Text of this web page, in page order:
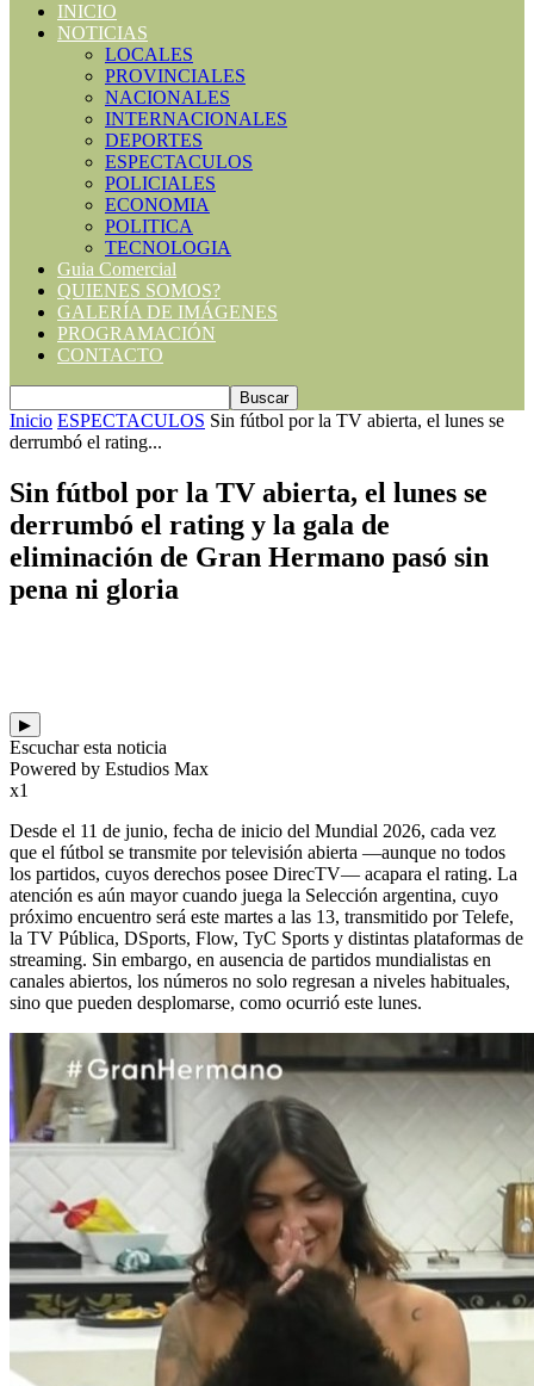
INICIO
NOTICIAS
LOCALES
PROVINCIALES
NACIONALES
INTERNACIONALES
DEPORTES
ESPECTACULOS
POLICIALES
ECONOMIA
POLITICA
TECNOLOGIA
Guia Comercial
QUIENES SOMOS?
GALERÍA DE IMÁGENES
PROGRAMACIÓN
CONTACTO
Inicio ESPECTACULOS Sin fútbol por la TV abierta, el lunes se
derrumbó el rating...
Sin fútbol por la TV abierta, el lunes se
derrumbó el rating y la gala de
eliminación de Gran Hermano pasó sin
pena ni gloria
▶
Escuchar esta noticia
Powered by Estudios Max
x1
Desde el 11 de junio, fecha de inicio del Mundial 2026, cada vez
que el fútbol se transmite por televisión abierta —aunque no todos
los partidos, cuyos derechos posee DirecTV— acapara el rating. La
atención es aún mayor cuando juega la Selección argentina, cuyo
próximo encuentro será este martes a las 13, transmitido por Telefe,
la TV Pública, DSports, Flow, TyC Sports y distintas plataformas de
streaming. Sin embargo, en ausencia de partidos mundialistas en
canales abiertos, los números no solo regresan a niveles habituales,
sino que pueden desplomarse, como ocurrió este lunes.